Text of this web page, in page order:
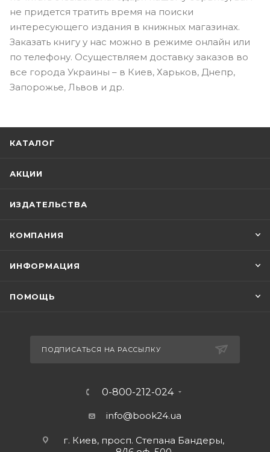
не придется тратить время на поиски
интересующего издания в книжных магазинах.
Заказать книгу у нас можно в режиме онлайн или
по телефону. Осуществляем доставку заказов во
все города Украины – в Киев, Харьков, Днепр,
Запорожье, Львов и др.
КАТАЛОГ
АКЦИИ
ИЗДАТЕЛЬСТВА
КОМПАНИЯ
ИНФОРМАЦИЯ
ПОМОЩЬ
ПОДПИСАТЬСЯ НА РАССЫЛКУ
0-800-212-024
info@book24.ua
г. Киев, просп. Степана Бандеры,